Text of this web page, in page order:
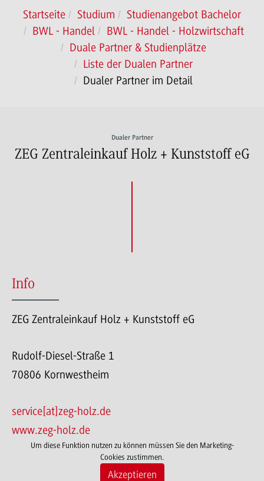
Startseite Studium
Studienangebot Bachelor
BWL - Handel
BWL - Handel - Holzwirtschaft
Duale Partner & Studienplätze
Liste der Dualen Partner
Dualer Partner im Detail
Dualer Partner
ZEG Zentraleinkauf Holz + Kunststoff eG
Info
ZEG Zentraleinkauf Holz + Kunststoff eG
Rudolf-Diesel-Straße 1
70806 Kornwestheim
service[at]zeg-holz.de
www.zeg-holz.de
Um diese Funktion nutzen zu können müssen Sie den Marketing-
Cookies zustimmen.
Akzeptieren